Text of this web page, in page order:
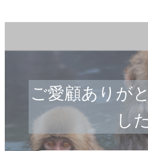
ご愛顧ありが
した